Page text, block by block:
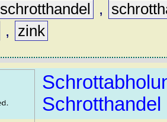
schrotthandel ,
, zink
Schrotthandel